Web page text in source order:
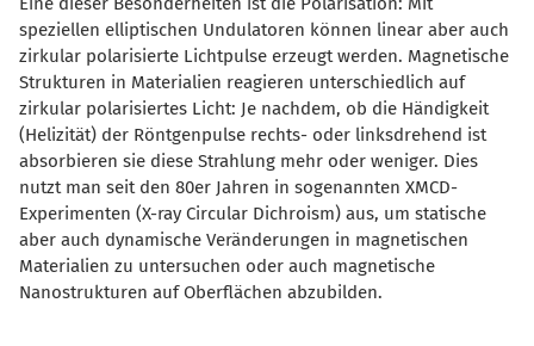
speziellen elliptischen Undulatoren können linear aber auch
zirkular polarisierte Lichtpulse erzeugt werden. Magnetische
Strukturen in Materialien reagieren unterschiedlich auf
zirkular polarisiertes Licht: Je nachdem, ob die Händigkeit
(Helizität) der Röntgenpulse rechts- oder linksdrehend ist
absorbieren sie diese Strahlung mehr oder weniger. Dies
nutzt man seit den 80er Jahren in sogenannten XMCD-
Experimenten (X-ray Circular Dichroism) aus, um statische
aber auch dynamische Veränderungen in magnetischen
Materialien zu untersuchen oder auch magnetische
Nanostrukturen auf Oberflächen abzubilden.